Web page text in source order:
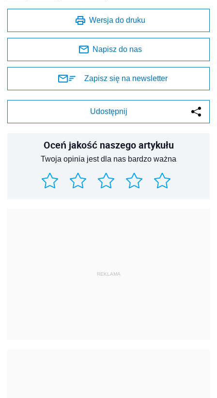
Wersja do druku
Napisz do nas
Zapisz się na newsletter
Udostępnij
Oceń jakość naszego artykułu
Twoja opinia jest dla nas bardzo ważna
REKLAMA